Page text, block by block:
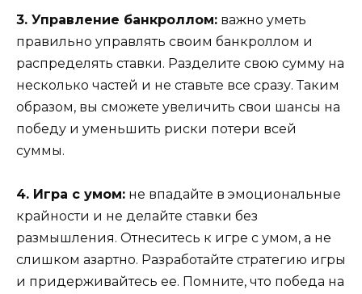
3. Управление банкроллом: важно уметь
правильно управлять своим банкроллом и
распределять ставки. Разделите свою сумму на
несколько частей и не ставьте все сразу. Таким
образом, вы сможете увеличить свои шансы на
победу и уменьшить риски потери всей
суммы.
4. Игра с умом: не впадайте в эмоциональные
крайности и не делайте ставки без
размышления. Отнеситесь к игре с умом, а не
слишком азартно. Разработайте стратегию игры
и придерживайтесь ее. Помните, что победа на